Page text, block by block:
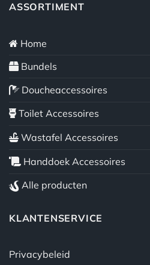
ASSORTIMENT
Home
Bundels
Doucheaccessoires
Toilet Accessoires
Wastafel Accessoires
Handdoek Accessoires
Alle producten
KLANTENSERVICE
Privacybeleid